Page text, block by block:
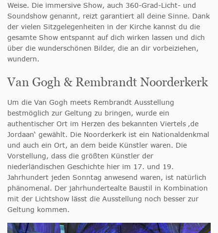
Weise. Die immersive Show, auch 360-Grad-Licht- und
Soundshow genannt, reizt garantiert all deine Sinne. Dank
der vielen Sitzgelegenheiten in der Kirche kannst du die
gesamte Show entspannt auf dich wirken lassen und dich
über die wunderschönen Bilder, die an dir vorbeiziehen,
wundern.
Van Gogh & Rembrandt Noorderkerk
Um die Van Gogh meets Rembrandt Ausstellung
bestmöglich zur Geltung zu bringen, wurde ein
authentischer Ort im Herzen des bekannten Viertels ‚de
Jordaan‘ gewählt. Die Noorderkerk ist ein Nationaldenkmal
und auch ein Ort, an dem beide Künstler waren. Die
Vorstellung, dass die größten Künstler der
niederländischen Geschichte hier im 17. und 19.
Jahrhundert jeden Sonntag anwesend waren, ist natürlich
phänomenal. Der jahrhundertealte Baustil in Kombination
mit der Lichtshow lässt die Ausstellung noch besser zur
Geltung kommen.